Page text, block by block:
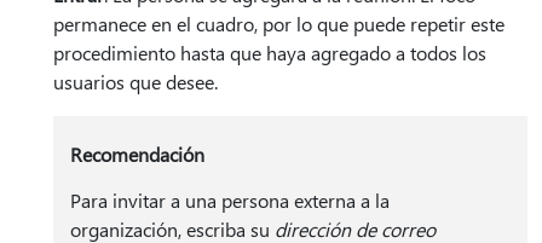
permanece en el cuadro, por lo que puede repetir este
procedimiento hasta que haya agregado a todos los
usuarios que desee.
Recomendación
Para invitar a una persona externa a la
organización, escriba su dirección de correo